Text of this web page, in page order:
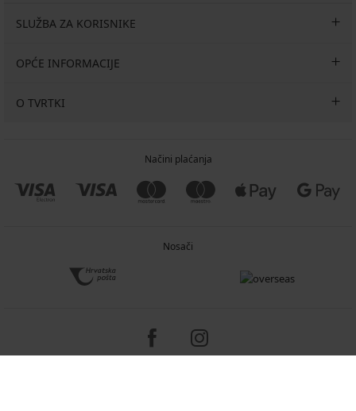
SLUŽBA ZA KORISNIKE
OPĆE INFORMACIJE
O TVRTKI
Načini plaćanja
Nosači